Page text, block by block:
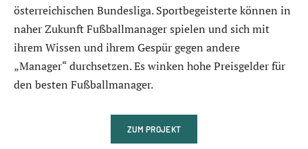
österreichischen Bundesliga. Sportbegeisterte können in
naher Zukunft Fußballmanager spielen und sich mit
ihrem Wissen und ihrem Gespür gegen andere
„Manager“ durchsetzen. Es winken hohe Preisgelder für
den besten Fußballmanager.
ZUM PROJEKT